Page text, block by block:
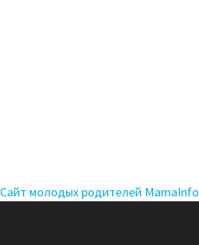
Сайт молодых родителей MamaInfo